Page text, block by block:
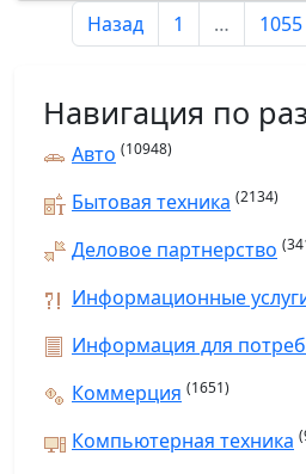
Назад
1 … 1055
Навигация по
Авто (10948)
Бытовая техника (2134)
Деловое партнерство
Информационные
Информация для
Коммерция (1651)
Компьютерная техника